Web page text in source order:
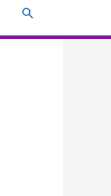
Buscar